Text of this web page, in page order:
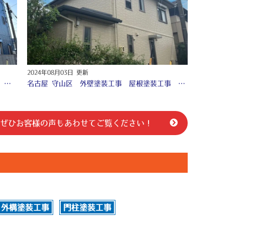
愛知県中村区 外壁塗装工事 屋根塗装工事 防水工事 シーリング工事 ♧
2024年08月03日 更新
名古屋 守山区 外壁塗装工事 屋根塗装工事 付帯部塗装工事 シーリング工事 防水工事 ♢
ぜひお客様の声もあわせてご覧ください！
外構塗装工事 門柱塗装工事